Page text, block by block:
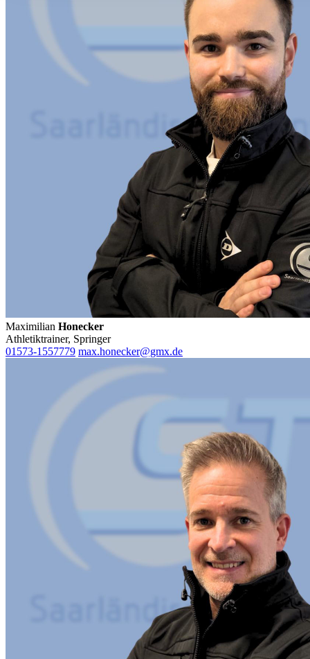
ihnen bereitgestellt haben oder die sie im Rahmen Ihrer
Cookie-Einstellungenkönnen
Footer aufgerufen und angepasst werden.
Maximilian Honecker
Athletiktrainer, Springer
01573-1557779 max.honecker@gmx.de